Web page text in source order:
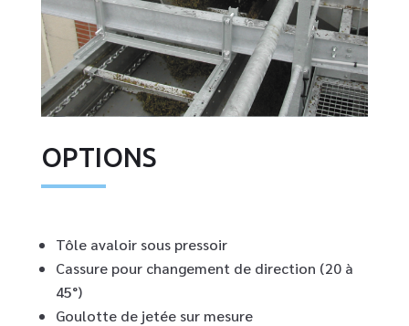
OPTIONS
Tôle avaloir sous pressoir
Cassure pour changement de direction (20 à
45°)
Goulotte de jetée sur mesure